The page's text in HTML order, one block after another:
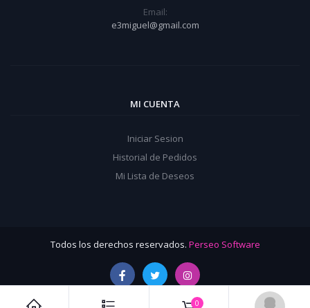
Email:
e3miguel@gmail.com
MI CUENTA
Iniciar Sesion
Historial de Pedidos
Mi Lista de Deseos
Todos los derechos reservados. Perseo Software
0